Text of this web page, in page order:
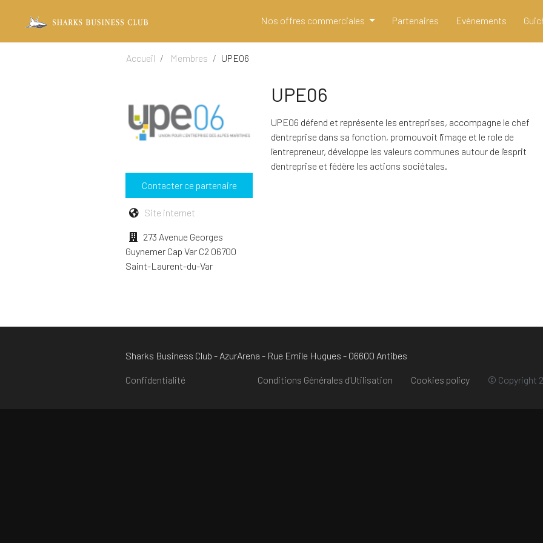
Nos offres commerciales Partenaires Evénements
Accueil Membres UPE06
Contacter ce partenaire
Site internet
273 Avenue Georges
Guynemer Cap Var C2 06700
Saint-Laurent-du-Var
UPE06
UPE06 défend et représente les entreprises, accompagne le chef
d'entreprise dans sa fonction, promouvoit l'image et le role de
l'entrepreneur, développe les valeurs communes autour de l'esprit
d'entreprise et fédère les actions sociétales.
Sharks Business Club - AzurArena - Rue Emile Hugues - 06600 Antibes
Confidentialité Conditions Générales d'Utilisation Cookies policy © Copyright